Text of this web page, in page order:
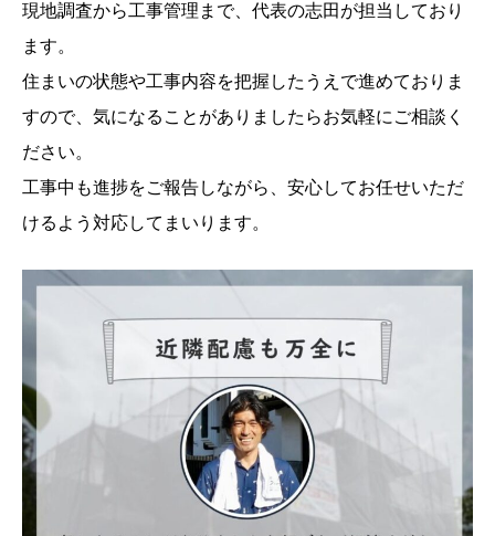
現地調査から工事管理まで、代表の志田が担当しており
ます。
住まいの状態や工事内容を把握したうえで進めておりま
すので、気になることがありましたらお気軽にご相談く
ださい。
工事中も進捗をご報告しながら、安心してお任せいただ
けるよう対応してまいります。